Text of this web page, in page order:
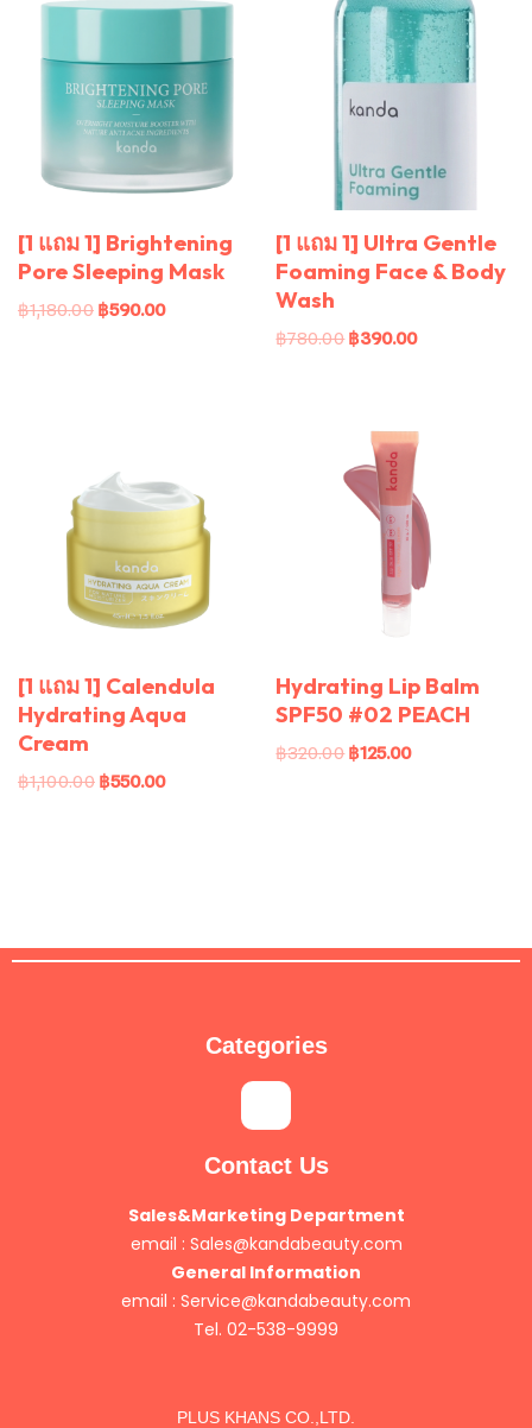
[1 แถม 1] Brightening
Pore Sleeping Mask
฿1,180.00 ฿590.00
[1 แถม 1] Ultra Gentle
Foaming Face & Body
Wash
฿780.00 ฿390.00
[1 แถม 1] Calendula
Hydrating Aqua
Cream
฿1,100.00 ฿550.00
Hydrating Lip Balm
SPF50 #02 PEACH
฿320.00 ฿125.00
Categories
Contact Us
Sales&Marketing Department
email : Sales@kandabeauty.com
General Information
email : Service@kandabeauty.com
Tel. 02-538-9999
PLUS KHANS CO.,LTD.